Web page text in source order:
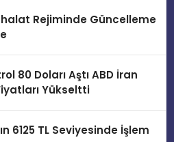
Rejiminde Güncelleme
80 Doları Aştı ABD İran
Yükseltti
6125 TL Seviyesinde İşlem